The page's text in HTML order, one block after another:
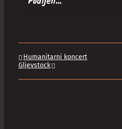
Humanitarni koncert
Gljevstock